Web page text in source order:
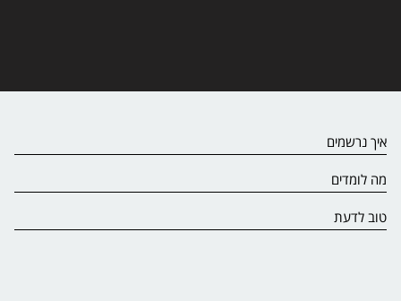
איך נרשמים
מה לומדים
טוב לדעת